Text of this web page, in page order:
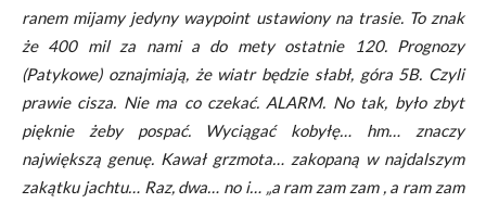
ranem mijamy jedyny waypoint ustawiony na trasie. To znak
że 400 mil za nami a do mety ostatnie 120. Prognozy
(Patykowe) oznajmiają, że wiatr będzie słabł, góra 5B. Czyli
prawie cisza. Nie ma co czekać. ALARM. No tak, było zbyt
pięknie żeby pospać. Wyciągać kobyłę… hm… znaczy
największą genuę. Kawał grzmota… zakopaną w najdalszym
zakątku jachtu… Raz, dwa… no i… „a ram zam zam , a ram zam